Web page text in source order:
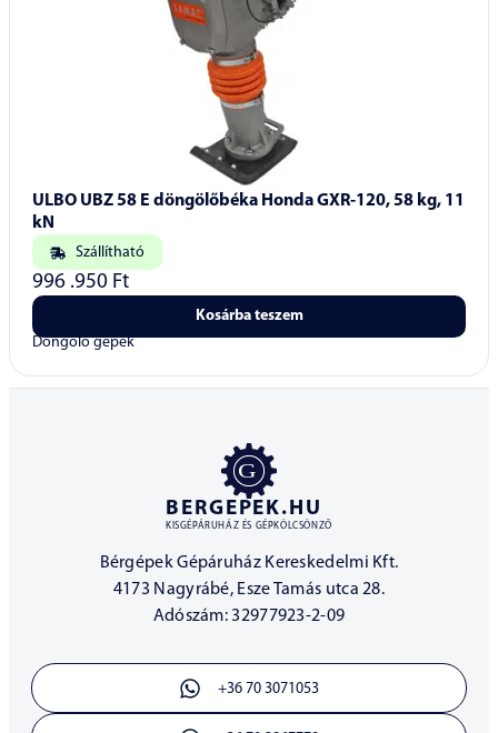
ULBO UBZ 58 E döngölőbéka Honda GXR-120, 58 kg, 11
kN
Szállítható
996 .950 Ft
Kosárba teszem
Döngölő gépek
BERGEPEK.HU
KISGÉPÁRUHÁZ ÉS GÉPKÖLCSÖNZŐ
Bérgépek Gépáruház Kereskedelmi Kft.
4173 Nagyrábé, Esze Tamás utca 28.
Adószám: 32977923-2-09
+36 70 3071053